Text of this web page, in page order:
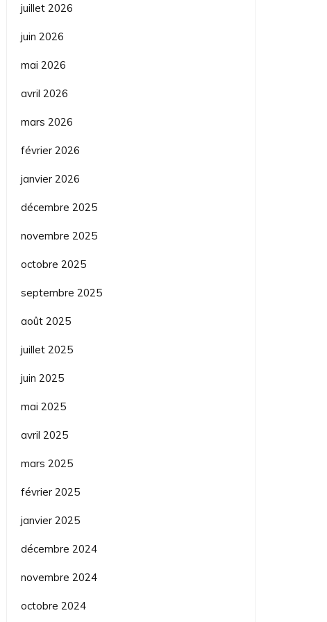
juillet 2026
juin 2026
mai 2026
avril 2026
mars 2026
février 2026
janvier 2026
décembre 2025
novembre 2025
octobre 2025
septembre 2025
août 2025
juillet 2025
juin 2025
mai 2025
avril 2025
mars 2025
février 2025
janvier 2025
décembre 2024
novembre 2024
octobre 2024